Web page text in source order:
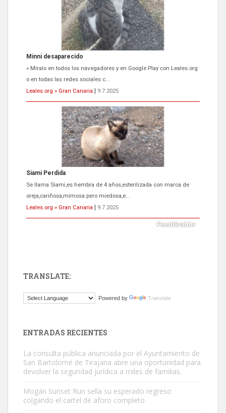
Minni desaparecido
» Míralo en todos los navegadores y en Google Play con Leales.org
o en todas las redes sociales c...
Leales.org » Gran Canaria | 9.7.2025
Siami Perdida
Se llama Siami,es hembra de 4 años,esterilizada con marca de
oreja,cariñosa,mimosa pero miedosa,e...
Leales.org » Gran Canaria | 9.7.2025
El ayuntamiento se va a llevar a Los Gatos callejeros de la zona los
Gato manso encontrado
TRANSLATE:
Powered by Translate
ENTRADAS RECIENTES
La consulta pública anunciada por el Ayuntamiento de
San Bartolomé de Tirajana abre una oportunidad para
devolver la seguridad jurídica a miles de familias.
Mogán Sunset Run sella su esperado regreso
colgando el cartel de aforo completo